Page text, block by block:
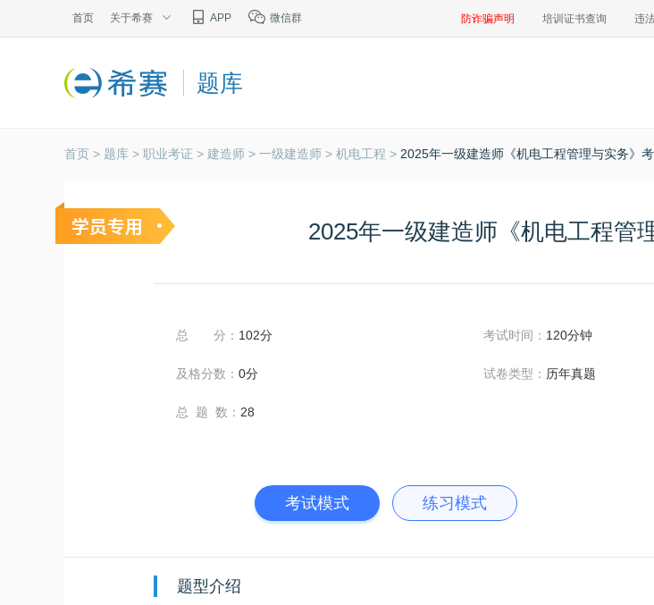
首页 关于希赛 APP 微信群 防诈骗声明 培训证书查询 违
题库
首页 > 题库 > 职业考证 > 建造师 > 一级建造师 > 机电工程 > 2025年一级建造师《机电工程管理与实务》
2025年一级建造师《机电工程管
总 分： 102分
及格分数： 0分
总 题 数： 28
考试时间： 120分钟
试卷类型： 历年真题
考试模式 练习模式
题型介绍